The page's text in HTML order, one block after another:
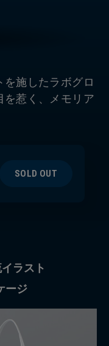
SOLD OUT
施したラボグロ
を惹く、メモリア
ラスト
ージ